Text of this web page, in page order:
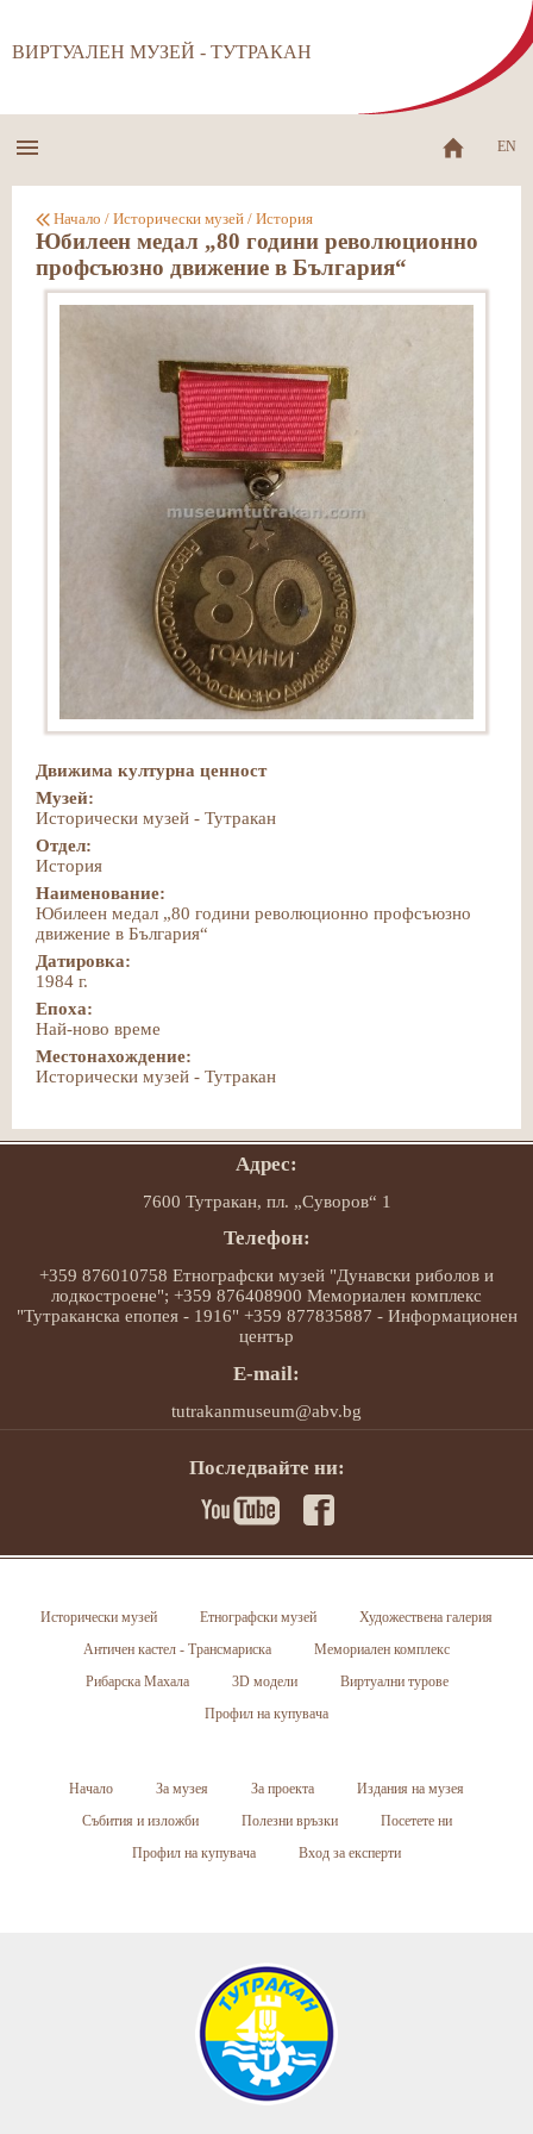
ВИРТУАЛЕН МУЗЕЙ - ТУТРАКАН
EN
Начало / Исторически музей / История
Юбилеен медал „80 години революционно
профсъюзно движение в България“
Движима културна ценност
Музей:
Исторически музей - Тутракан
Отдел:
История
Наименование:
Юбилеен медал „80 години революционно профсъюзно
движение в България“
Датировка:
1984 г.
Епоха:
Най-ново време
Местонахождение:
Исторически музей - Тутракан
Адрес:
7600 Тутракан, пл. „Суворов“ 1
Телефон:
+359 876010758 Етнографски музей "Дунавски риболов и
лодкостроене"; +359 876408900 Мемориален комплекс
"Тутраканска епопея - 1916" +359 877835887 - Информационен
център
E-mail:
tutrakanmuseum@abv.bg
Последвайте ни:
Исторически музей Етнографски музей
Художествена галерия
Античен кастел - Трансмариска
Мемориален комплекс
Рибарска Махала
3D модели
Виртуални турове
Профил на купувача
Начало За музея За проекта
Издания на музея
Събития и изложби
Полезни връзки
Посетете ни
Профил на купувача
Вход за експерти